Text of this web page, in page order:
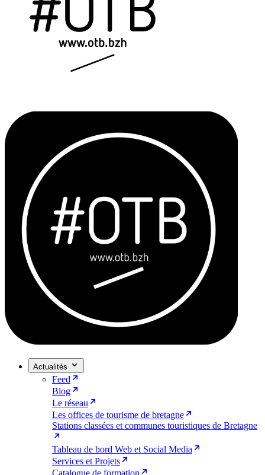
Actualités
Feed
Blog
Le réseau
Les offices de tourisme de bretagne
Stations classées et communes touristiques de Bretagne
Tableau de bord Web et Social Media
Services et Projets
Catalogue de formation